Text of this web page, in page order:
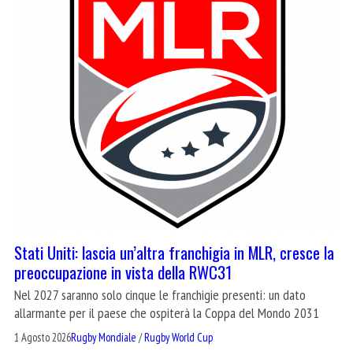
Stati Uniti: lascia un’altra franchigia in MLR, cresce la
preoccupazione in vista della RWC31
Nel 2027 saranno solo cinque le franchigie presenti: un dato
allarmante per il paese che ospiterà la Coppa del Mondo 2031
1 Agosto 2026Rugby Mondiale /Rugby World Cup